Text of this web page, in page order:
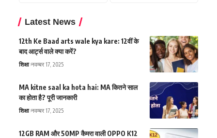
Latest News
12th Ke Baad arts wale kya kare: 12वीं के
बाद आर्ट्स वाले क्या करें?
शिक्षा नवम्बर 17, 2025
MA kitne saal ka hota hai: MA कितने साल
का होता है? पूरी जानकारी
शिक्षा नवम्बर 17, 2025
12GB RAM और 50MP कैमरा वाली OPPO K12